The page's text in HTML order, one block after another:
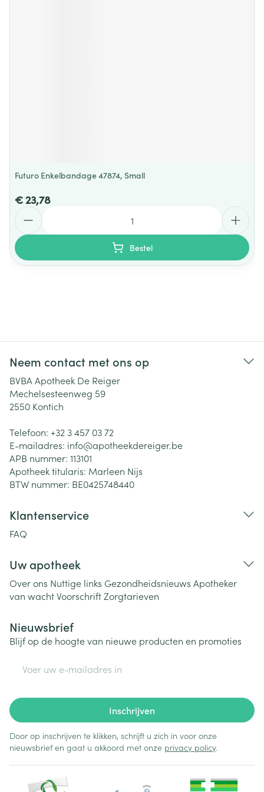
Futuro Enkelbandage 47874, Small
€ 23,78
Bestel
Neem contact met ons op
BVBA Apotheek De Reiger
Mechelsesteenweg 59
2550 Kontich
Telefoon: +32 3 457 03 72
E-mailadres: info@apotheekdereiger.be
APB nummer: 113101
Apotheek titularis: Marleen Nijs
BTW nummer: BE0425748440
Klantenservice
FAQ
Uw apotheek
Over ons Nuttige links Gezondheidsnieuws Apotheker
van wachtVoorschriftZorgtarieven
Nieuwsbrief
Blijf op de hoogte van nieuwe producten en promoties
Inschrijven
Door op inschrijven te klikken, schrijft u zich in voor onze
nieuwsbrief en gaat u akkoord met onze privacy policy.